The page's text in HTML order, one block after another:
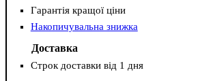
Гарантія кращої ціни
Накопичувальна знижка
Доставка
Строк доставки від 1 дня